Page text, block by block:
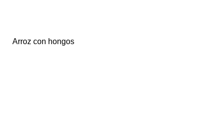
Arroz con hongos